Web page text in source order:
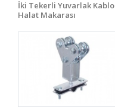
İki Tekerli Yuvarlak Kablo
Halat Makarası